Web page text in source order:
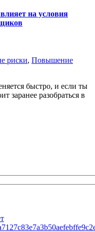
на условия
риски, Повышение
быстро, и если ты
заранее разобраться в